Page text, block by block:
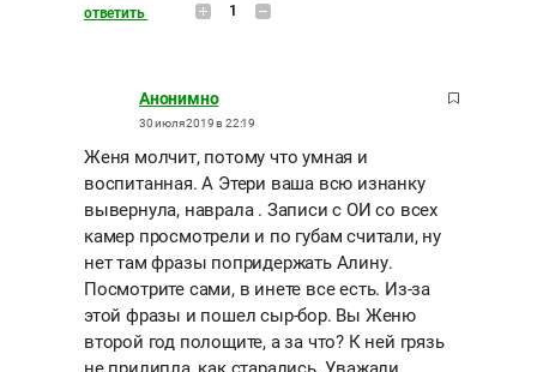
ответить 1
Анонимно
30 июля 2019 в 22:19
Женя молчит, потому что умная и
воспитанная. А Этери ваша всю изнанку
вывернула, наврала . Записи с ОИ со всех
камер просмотрели и по губам считали, ну
нет там фразы попридержать Алину.
Посмотрите сами, в инете все есть. Из-за
этой фразы и пошел сыр-бор. Вы Женю
второй год полощите, а за что? К ней грязь